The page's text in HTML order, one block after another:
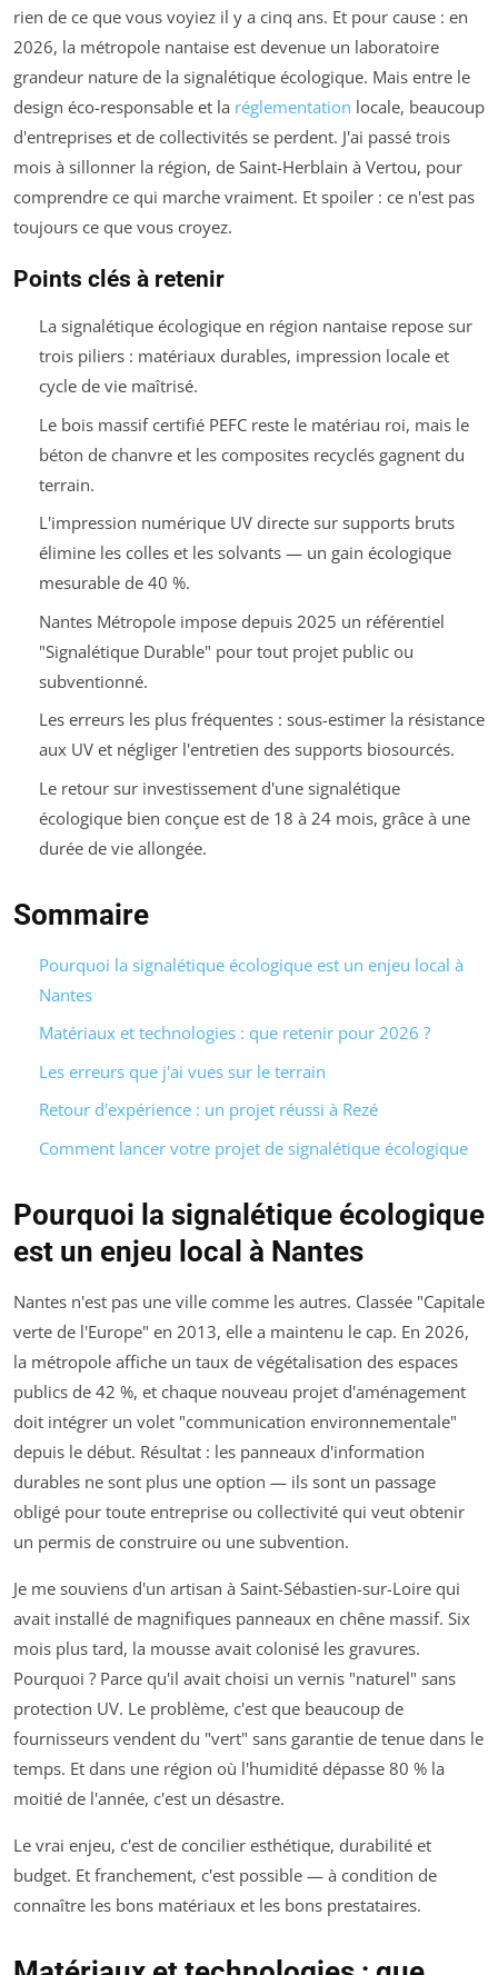
rien de ce que vous voyiez il y a cinq ans. Et pour cause : en
2026, la métropole nantaise est devenue un laboratoire
grandeur nature de la signalétique écologique. Mais entre le
design éco-responsable et la réglementation locale, beaucoup
d'entreprises et de collectivités se perdent. J'ai passé trois
mois à sillonner la région, de Saint-Herblain à Vertou, pour
comprendre ce qui marche vraiment. Et spoiler : ce n'est pas
toujours ce que vous croyez.
Points clés à retenir
La signalétique écologique en région nantaise repose sur
trois piliers : matériaux durables, impression locale et
cycle de vie maîtrisé.
Le bois massif certifié PEFC reste le matériau roi, mais le
béton de chanvre et les composites recyclés gagnent du
terrain.
L'impression numérique UV directe sur supports bruts
élimine les colles et les solvants — un gain écologique
mesurable de 40 %.
Nantes Métropole impose depuis 2025 un référentiel
"Signalétique Durable" pour tout projet public ou
subventionné.
Les erreurs les plus fréquentes : sous-estimer la résistance
aux UV et négliger l'entretien des supports biosourcés.
Le retour sur investissement d'une signalétique
écologique bien conçue est de 18 à 24 mois, grâce à une
durée de vie allongée.
Sommaire
Pourquoi la signalétique écologique est un enjeu local à
Nantes
Matériaux et technologies : que retenir pour 2026 ?
Les erreurs que j'ai vues sur le terrain
Retour d'expérience : un projet réussi à Rezé
Comment lancer votre projet de signalétique écologique
Pourquoi la signalétique écologique
est un enjeu local à Nantes
Nantes n'est pas une ville comme les autres. Classée "Capitale
verte de l'Europe" en 2013, elle a maintenu le cap. En 2026,
la métropole affiche un taux de végétalisation des espaces
publics de 42 %, et chaque nouveau projet d'aménagement
doit intégrer un volet "communication environnementale"
depuis le début. Résultat : les panneaux d'information
durables ne sont plus une option — ils sont un passage
obligé pour toute entreprise ou collectivité qui veut obtenir
un permis de construire ou une subvention.
Je me souviens d'un artisan à Saint-Sébastien-sur-Loire qui
avait installé de magnifiques panneaux en chêne massif. Six
mois plus tard, la mousse avait colonisé les gravures.
Pourquoi ? Parce qu'il avait choisi un vernis "naturel" sans
protection UV. Le problème, c'est que beaucoup de
fournisseurs vendent du "vert" sans garantie de tenue dans le
temps. Et dans une région où l'humidité dépasse 80 % la
moitié de l'année, c'est un désastre.
Le vrai enjeu, c'est de concilier esthétique, durabilité et
budget. Et franchement, c'est possible — à condition de
connaître les bons matériaux et les bons prestataires.